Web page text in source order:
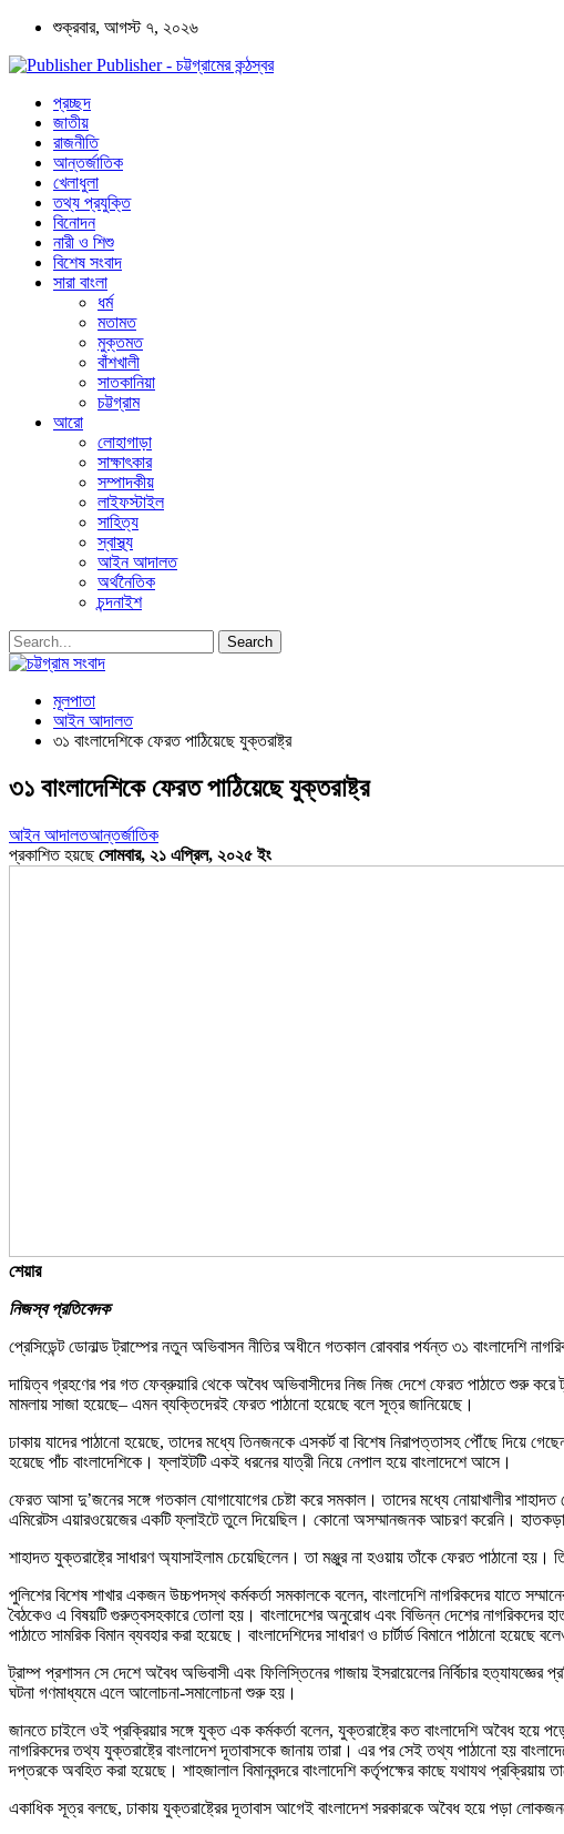
শুক্রবার, আগস্ট ৭, ২০২৬
Publisher - চট্টগ্রামের কন্ঠস্বর
প্রচ্ছদ
জাতীয়
রাজনীতি
আন্তর্জাতিক
খেলাধুলা
তথ্য প্রযুক্তি
বিনোদন
নারী ও শিশু
বিশেষ সংবাদ
সারা বাংলা
ধর্ম
মতামত
মুক্তমত
বাঁশখালী
সাতকানিয়া
চট্টগ্রাম
আরো
লোহাগাড়া
সাক্ষাৎকার
সম্পাদকীয়
লাইফস্টাইল
সাহিত্য
স্বাস্থ্য
আইন আদালত
অর্থনৈতিক
চন্দনাইশ
মূলপাতা
আইন আদালত
৩১ বাংলাদেশিকে ফেরত পাঠিয়েছে যুক্তরাষ্ট্র
৩১ বাংলাদেশিকে ফেরত পাঠিয়েছে যুক্তরাষ্ট্র
আইন আদালতআন্তর্জাতিক
প্রকাশিত হয়ছেসোমবার, ২১ এপ্রিল, ২০২৫ ইং
শেয়ার
নিজস্ব প্রতিবেদক
প্রেসিডেন্ট ডোনাল্ড ট্রাম্পের নতুন অভিবাসন নীতির অধীনে গতকাল রোববার পর্যন্ত ৩১ বাংলাদেশি
দায়িত্ব গ্রহণের পর গত ফেব্রুয়ারি থেকে অবৈধ অভিবাসীদের নিজ নিজ দেশে ফেরত পাঠাতে শুরু
মামলায় সাজা হয়েছে– এমন ব্যক্তিদেরই ফেরত পাঠানো হয়েছে বলে সূত্র জানিয়েছে।
ঢাকায় যাদের পাঠানো হয়েছে, তাদের মধ্যে তিনজনকে এসকর্ট বা বিশেষ নিরাপত্তাসহ পৌঁছে দিয়ে
হয়েছে পাঁচ বাংলাদেশিকে। ফ্লাইটটি একই ধরনের যাত্রী নিয়ে নেপাল হয়ে বাংলাদেশে আসে।
ফেরত আসা দু’জনের সঙ্গে গতকাল যোগাযোগের চেষ্টা করে সমকাল। তাদের মধ্যে নোয়াখালীর
এমিরেটস এয়ারওয়েজের একটি ফ্লাইটে তুলে দিয়েছিল। কোনো অসম্মানজনক আচরণ করেনি।
শাহাদত যুক্তরাষ্ট্রে সাধারণ অ্যাসাইলাম চেয়েছিলেন। তা মঞ্জুর না হওয়ায় তাঁকে ফেরত পাঠানো হয়।
পুলিশের বিশেষ শাখার একজন উচ্চপদস্থ কর্মকর্তা সমকালকে বলেন, বাংলাদেশি নাগরিকদের যাতে
বৈঠকেও এ বিষয়টি গুরুত্বসহকারে তোলা হয়। বাংলাদেশের অনুরোধ এবং বিভিন্ন দেশের নাগরিকদের
পাঠাতে সামরিক বিমান ব্যবহার করা হয়েছে। বাংলাদেশিদের সাধারণ ও চার্টার্ড বিমানে পাঠানো হয়েছে
ট্রাম্প প্রশাসন সে দেশে অবৈধ অভিবাসী এবং ফিলিস্তিনের গাজায় ইসরায়েলের নির্বিচার হত্যাযজ্ঞের
ঘটনা গণমাধ্যমে এলে আলোচনা-সমালোচনা শুরু হয়।
জানতে চাইলে ওই প্রক্রিয়ার সঙ্গে যুক্ত এক কর্মকর্তা বলেন, যুক্তরাষ্ট্রে কত বাংলাদেশি অবৈধ
নাগরিকদের তথ্য যুক্তরাষ্ট্রে বাংলাদেশ দূতাবাসকে জানায় তারা। এর পর সেই তথ্য পাঠানো হয়
দপ্তরকে অবহিত করা হয়েছে। শাহজালাল বিমানবন্দরে বাংলাদেশি কর্তৃপক্ষের কাছে যথাযথ
একাধিক সূত্র বলছে, ঢাকায় যুক্তরাষ্ট্রের দূতাবাস আগেই বাংলাদেশ সরকারকে অবৈধ হয়ে পড়া